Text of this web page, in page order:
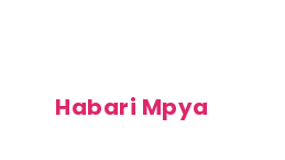
Habari Mpya